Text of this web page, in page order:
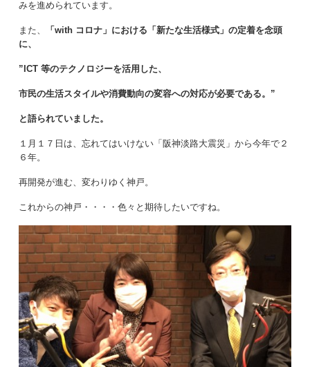
みを進められています。
また、
「with コロナ」における「新たな生活様式」の定着を念頭
に、
”ICT 等のテクノロジーを活用した、
市民の生活スタイルや消費動向の変容への対応が必要である。”
と語られていました。
１月１７日は、忘れてはいけない「阪神淡路大震災」から今年で２
６年。
再開発が進む、変わりゆく神戸。
これからの神戸・・・・色々と期待したいですね。